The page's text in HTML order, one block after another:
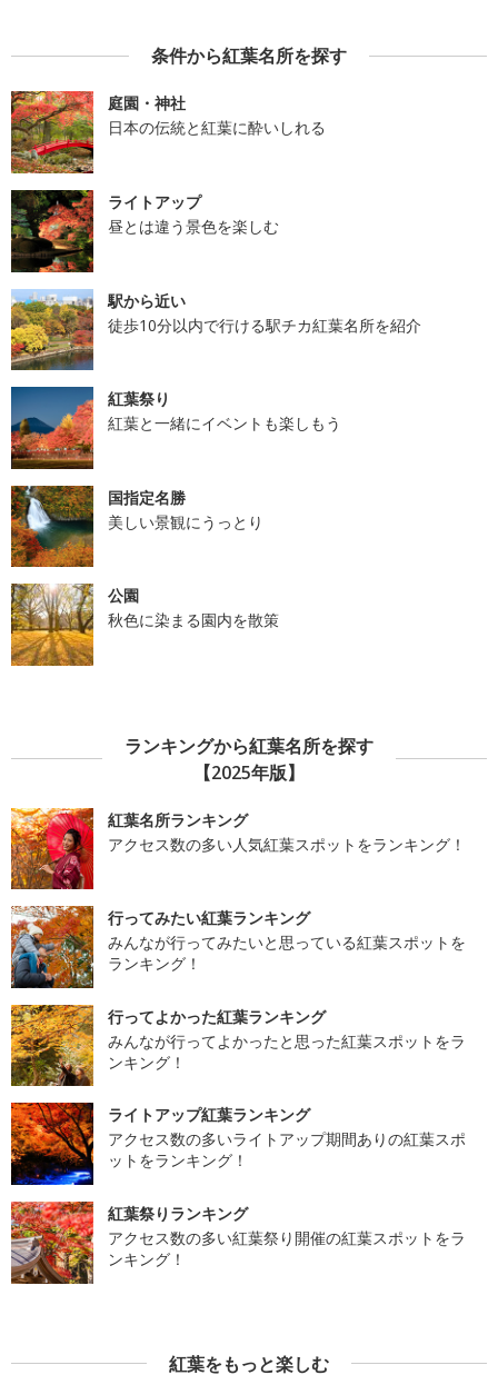
条件から紅葉名所を探す
庭園・神社
日本の伝統と紅葉に酔いしれる
ライトアップ
昼とは違う景色を楽しむ
駅から近い
徒歩10分以内で行ける駅チカ紅葉名所を紹介
紅葉祭り
紅葉と一緒にイベントも楽しもう
国指定名勝
美しい景観にうっとり
公園
秋色に染まる園内を散策
ランキングから紅葉名所を探す
【2025年版】
紅葉名所ランキング
アクセス数の多い人気紅葉スポットをランキング！
行ってみたい紅葉ランキング
みんなが行ってみたいと思っている紅葉スポットを
ランキング！
行ってよかった紅葉ランキング
みんなが行ってよかったと思った紅葉スポットをラ
ンキング！
ライトアップ紅葉ランキング
アクセス数の多いライトアップ期間ありの紅葉スポ
ットをランキング！
紅葉祭りランキング
アクセス数の多い紅葉祭り開催の紅葉スポットをラ
ンキング！
紅葉をもっと楽しむ